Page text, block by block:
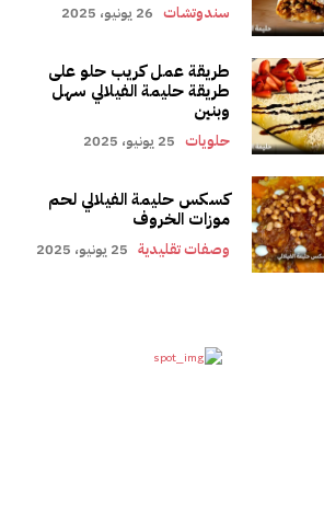
سندوتشات 26 يونيو، 2025
طريقة عمل كريب حلو على
طريقة حليمة الفيلالي سهل
وبنين
حلويات 25 يونيو، 2025
كسكس حليمة الفيلالي لحم
موزات الخروف
وصفات تقليدية 25 يونيو، 2025